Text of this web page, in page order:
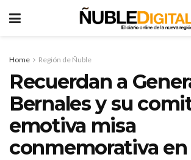
Home Región de Ñuble
Recuerdan a
Bernales y su
emotiva misa
conmemorativa